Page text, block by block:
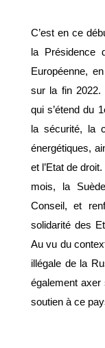
C’est en ce
la Présidence
Européenne,
sur la fin 2022.
qui s’étend du
la sécurité, la
énergétiques,
et l’Etat de
mois, la
Conseil, et
solidarité des
Au vu du
illégale de la
également
soutien à ce